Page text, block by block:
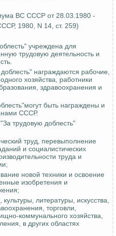
ВС СССР от 28.03.1980 -
1980, N 14, ст. 259)
учреждена для
трудовую деятельность и
награждаются рабочие,
хозяйства, работники
здравоохранения и
быть награждены и
СССР.
трудовую доблесть"
труд, перевыполнение
и социалистических
труда и
новой техники и освоение
изобретения и
культуры, литературы, искусства,
торговли,
коммунального хозяйства,
в других областях